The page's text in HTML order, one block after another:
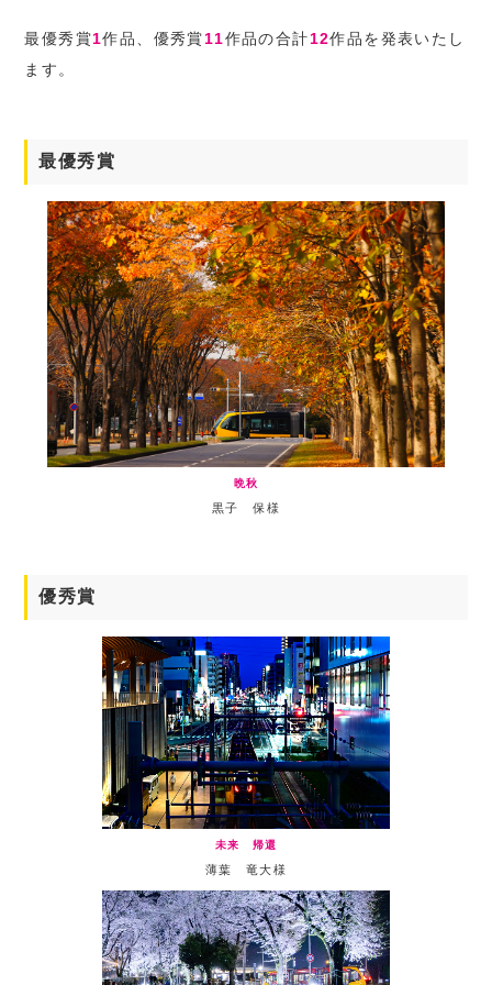
最優秀賞1作品、優秀賞11作品の合計12作品を発表いたし
ます。
最優秀賞
晩秋
黒子 保様
優秀賞
未来 帰還
薄葉 竜大様